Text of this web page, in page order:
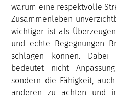
warum eine respektvolle
Zusammenleben
wichtiger ist als
und echte Begegnungen
schlagen können.
bedeutet nicht
sondern die Fähigkeit,
anderen zu achten und